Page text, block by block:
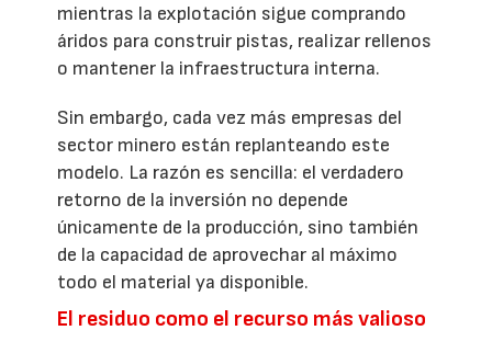
mientras la explotación sigue comprando
áridos para construir pistas, realizar rellenos
o mantener la infraestructura interna.
Sin embargo, cada vez más empresas del
sector minero están replanteando este
modelo. La razón es sencilla: el verdadero
retorno de la inversión no depende
únicamente de la producción, sino también
de la capacidad de aprovechar al máximo
todo el material ya disponible.
El residuo como el recurso más valioso